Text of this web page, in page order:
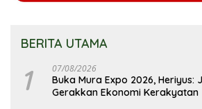
BERITA UTAMA
1 07/08/2026
Buka Mura Expo 2026, Heriyus:
Gerakkan Ekonomi Kerakyatan